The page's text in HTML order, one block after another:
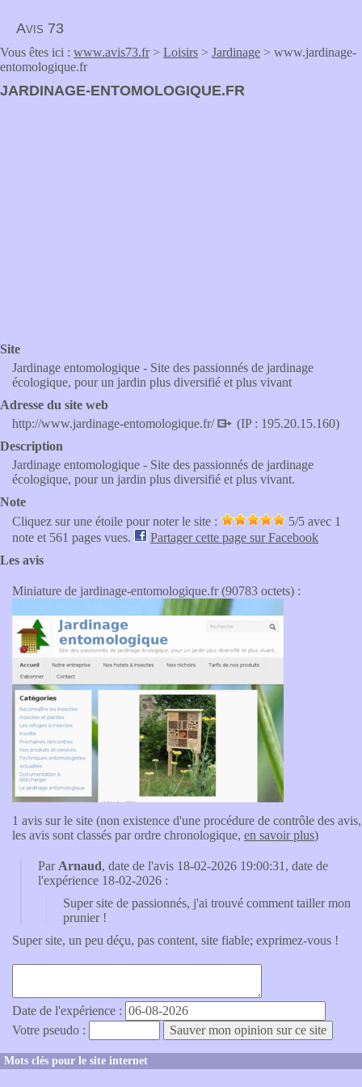
Avis 73
Vous êtes ici : www.avis73.fr> Loisirs > Jardinage > www.jardinage-
entomologique.fr
JARDINAGE-ENTOMOLOGIQUE.FR
Site
Jardinage entomologique - Site des passionnés de jardinage
écologique, pour un jardin plus diversifié et plus vivant
Adresse du site web
http://www.jardinage-entomologique.fr/
(IP : 195.20.15.160)
Description
Jardinage entomologique - Site des passionnés de jardinage
écologique, pour un jardin plus diversifié et plus vivant.
Note
Cliquez sur une étoile pour noter le site :
5/5 avec 1
note et 561 pages vues.
Partager cette page sur Facebook
Les avis
Miniature de jardinage-entomologique.fr (90783 octets) :
1 avis sur le site (non existence d'une procédure de contrôle des avis,
les avis sont classés par ordre chronologique, en savoir plus)
Par Arnaud, date de l'avis 18-02-2026 19:00:31, date de
l'expérience 18-02-2026 :
Super site de passionnés, j'ai trouvé comment tailler mon
prunier !
Super site, un peu déçu, pas content, site fiable; exprimez-vous !
Date de l'expérience :
Votre pseudo :
Mots clés pour le site internet